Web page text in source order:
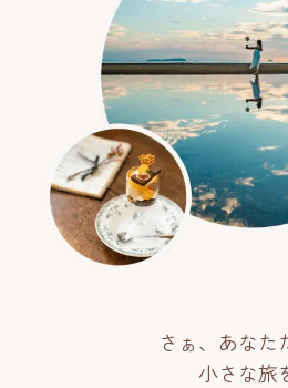
さぁ、あなた
小さな旅